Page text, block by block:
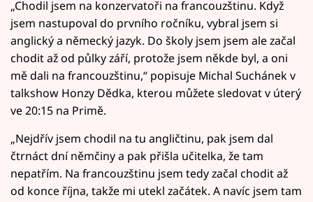
„Chodil jsem na konzervatoři na francouzštinu. Když
jsem nastupoval do prvního ročníku, vybral jsem si
anglický a německý jazyk. Do školy jsem jsem ale začal
chodit až od půlky září, protože jsem někde byl, a oni
mě dali na francouzštinu,“ popisuje Michal Suchánek v
talkshow Honzy Dědka, kterou můžete sledovat v úterý
ve 20:15 na Primě.
„Nejdřív jsem chodil na tu angličtinu, pak jsem dal
čtrnáct dní němčiny a pak přišla učitelka, že tam
nepatřím. Na francouzštinu jsem tedy začal chodit až
od konce října, takže mi utekl začátek. A navíc jsem tam